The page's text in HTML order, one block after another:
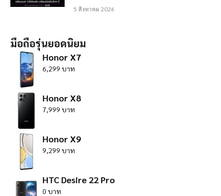
5 สิงหาคม 2026
มือถือรุ่นยอดนิยม
Honor X7
6,299 บาท
Honor X8
7,999 บาท
Honor X9
9,299 บาท
HTC Desire 22 Pro
0 บาท